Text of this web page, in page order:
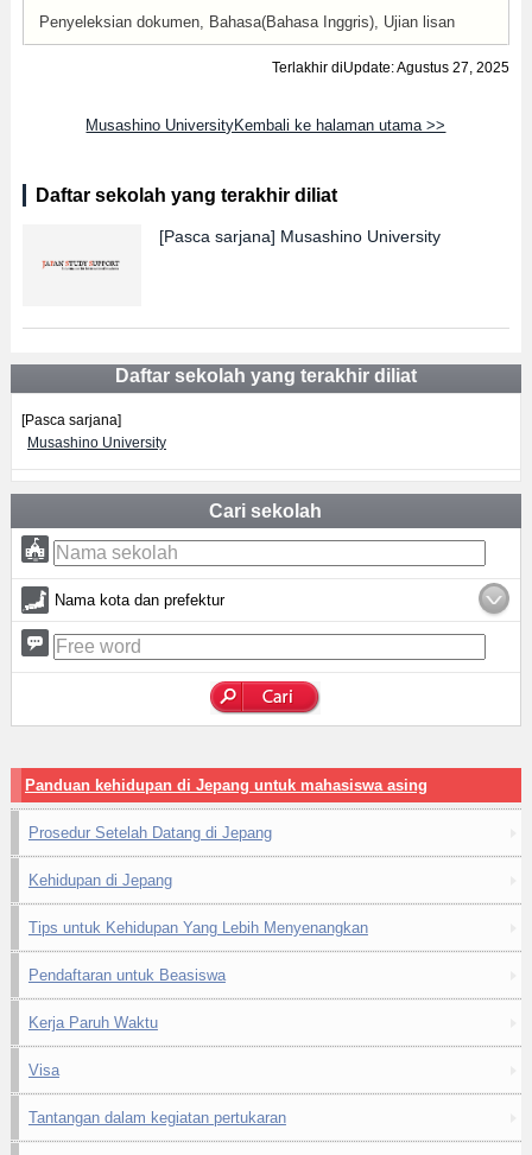
Penyeleksian dokumen, Bahasa(Bahasa Inggris), Ujian lisan
Terlakhir diUpdate: Agustus 27, 2025
Musashino UniversityKembali ke halaman utama >>
Daftar sekolah yang terakhir diliat
[Pasca sarjana] Musashino University
Daftar sekolah yang terakhir diliat
[Pasca sarjana]
Musashino University
Cari sekolah
Nama kota dan prefektur
Panduan kehidupan di Jepang untuk mahasiswa asing
Prosedur Setelah Datang di Jepang
Kehidupan di Jepang
Tips untuk Kehidupan Yang Lebih Menyenangkan
Pendaftaran untuk Beasiswa
Kerja Paruh Waktu
Visa
Tantangan dalam kegiatan pertukaran